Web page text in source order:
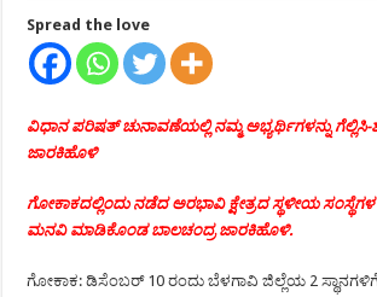
Spread the love
ವಿಧಾನ ಪರಿಷತ್ ಚುನಾವಣೆಯಲ್ಲಿ ನಮ್ಮ ಅಭ್ಯರ್ಥಿಗಳನ್ನು ಗೆಲ್ಲಿಸಿ-
ಜಾರಕಿಹೊಳಿ
ಗೋಕಾಕದಲ್ಲಿಂದು ನಡೆದ ಅರಭಾವಿ ಕ್ಷೇತ್ರದ ಸ್ಥಳೀಯ
ಮನವಿ ಮಾಡಿಕೊಂಡ ಬಾಲಚಂದ್ರ ಜಾರಕಿಹೊಳಿ.
ಗೋಕಾಕ: ಡಿಸೆಂಬರ್ 10 ರಂದು ಬೆಳಗಾವಿ ಜಿಲ್ಲೆಯ 2